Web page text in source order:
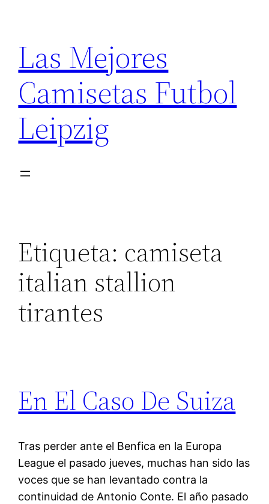
contenido
Las Mejores
Camisetas Futbol
Leipzig
Etiqueta: camiseta
italian stallion
tirantes
En El Caso De Suiza
Tras perder ante el Benfica en la Europa
League el pasado jueves, muchas han sido las
voces que se han levantado contra la
continuidad de Antonio Conte. El año pasado